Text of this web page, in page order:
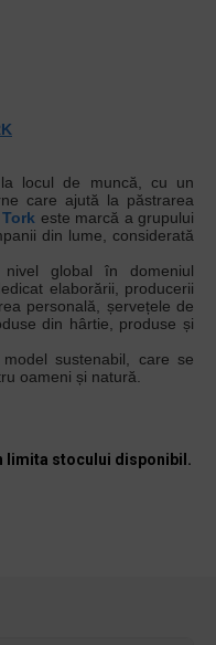
locul de muncă, cu un
care ajută la păstrarea
Tork este marcă a grupului
din lume, considerată
global în domeniul
elaborării, producerii
personală, șervețele de
din hârtie, produse și
sustenabil, care se
oameni și natură.
limita stocului disponibil.